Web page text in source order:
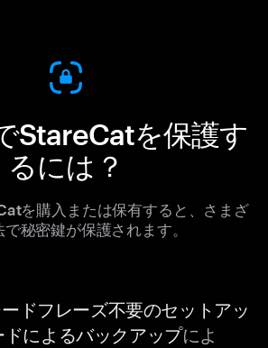
StareCatを保護す
るには？
を購入または保有すると、さまざ
で秘密鍵が保護されます。
ドフレーズ不要のセットアッ
によるバックアップによ